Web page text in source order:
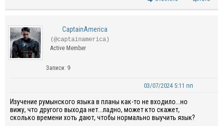
CaptainAmerica
(@captainamerica)
Active Member
Записи: 9
03/07/2024 5:11 пп
Изучение румынского языка в планы как-то не входило...но
вижу, что другого выхода нет...ладно, может кто скажет,
сколько времени хоть дают, чтобы нормально выучить язык?